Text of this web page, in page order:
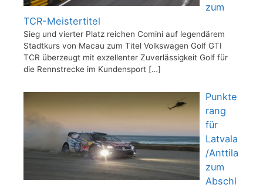
zum
TCR-Meistertitel
Sieg und vierter Platz reichen Comini auf legendärem
Stadtkurs von Macau zum Titel Volkswagen Golf GTI
TCR überzeugt mit exzellenter Zuverlässigkeit Golf für
die Rennstrecke im Kundensport […]
Punkte
rang
für
Latvala
/Anttila
zum
Abschl